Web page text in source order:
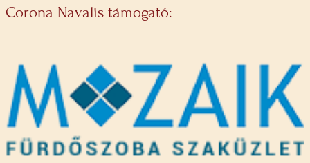
Corona Navalis támogató: